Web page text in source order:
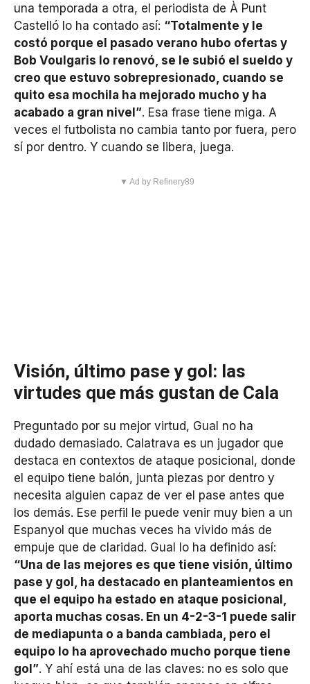
una temporada a otra, el periodista de À Punt
Castelló lo ha contado así: “Totalmente y le
costó porque el pasado verano hubo ofertas y
Bob Voulgaris lo renovó, se le subió el sueldo y
creo que estuvo sobrepresionado, cuando se
quito esa mochila ha mejorado mucho y ha
acabado a gran nivel”. Esa frase tiene miga. A
veces el futbolista no cambia tanto por fuera, pero
sí por dentro. Y cuando se libera, juega.
▼ Ad by Refinery89
Visión, último pase y gol: las
virtudes que más gustan de Cala
Preguntado por su mejor virtud, Gual no ha
dudado demasiado. Calatrava es un jugador que
destaca en contextos de ataque posicional, donde
el equipo tiene balón, junta piezas por dentro y
necesita alguien capaz de ver el pase antes que
los demás. Ese perfil le puede venir muy bien a un
Espanyol que muchas veces ha vivido más de
empuje que de claridad. Gual lo ha definido así:
“Una de las mejores es que tiene visión, último
pase y gol, ha destacado en planteamientos en
que el equipo ha estado en ataque posicional,
aporta muchas cosas. En un 4-2-3-1 puede salir
de mediapunta o a banda cambiada, pero el
equipo lo ha aprovechado mucho porque tiene
gol”. Y ahí está una de las claves: no es solo que